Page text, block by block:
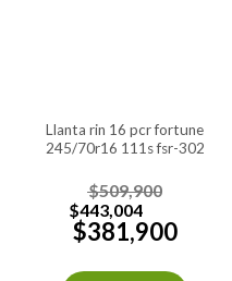
llanta rin 16 pcr fortune
245/70r16 111s fsr-302
$509,900
$443,004
$381,900